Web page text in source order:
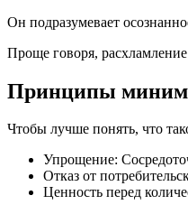
Он подразумевает
Проще говоря,
Принципы
Чтобы лучше понять, что
Упрощение:
Отказ от
Ценность перед